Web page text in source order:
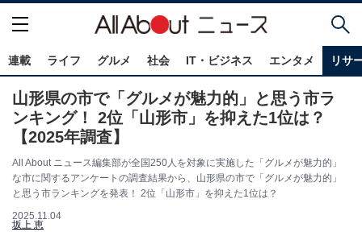
連載 ライフ グルメ 社会 IT・ビジネス エンタメ リサ
山形県の市で「グルメが魅力的」と思う市ラ
ンキング！ 2位「山形市」を抑えた1位は？
【2025年調査】
All About ニュース編集部が全国250人を対象に実施した「グルメが魅力的」
な市に関するアンケートの調査結果から、山形県の市で「グルメが魅力的」
と思う市ランキングを発表！ 2位「山形市」を抑えた1位は？
2025.11.04
坂上 恵